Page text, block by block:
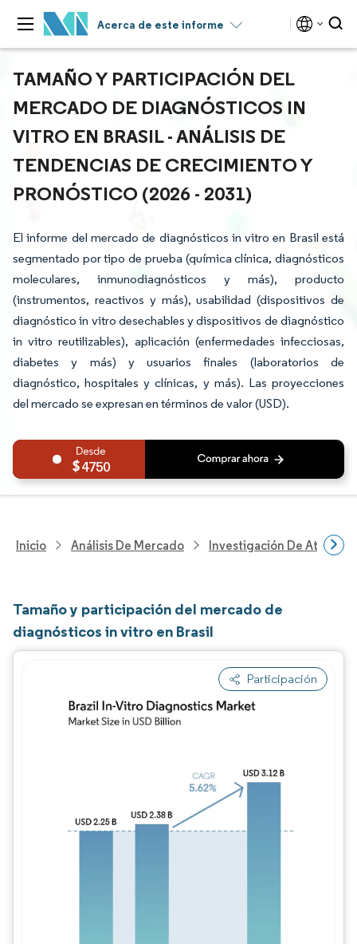
Acerca de este informe
TAMAÑO Y PARTICIPACIÓN DEL
MERCADO DE DIAGNÓSTICOS IN
VITRO EN BRASIL - ANÁLISIS DE
TENDENCIAS DE CRECIMIENTO Y
PRONÓSTICO (2026 - 2031)
El informe del mercado de diagnósticos in vitro en Brasil está
segmentado por tipo de prueba (química clínica, diagnósticos
moleculares, inmunodiagnósticos y más), producto
(instrumentos, reactivos y más), usabilidad (dispositivos de
diagnóstico in vitro desechables y dispositivos de diagnóstico
in vitro reutilizables), aplicación (enfermedades infecciosas,
diabetes y más) y usuarios finales (laboratorios de
diagnóstico, hospitales y clínicas, y más). Las proyecciones
del mercado se expresan en términos de valor (USD).
4750
Inicio Análisis De Mercado Investigación De
Tamaño y participación del mercado de
diagnósticos in vitro en Brasil
Participación